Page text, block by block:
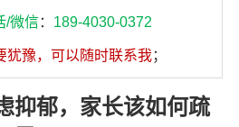
/微信： 189-4030-0372
犹豫，可以随时联系我；
抑郁，家长该如何疏